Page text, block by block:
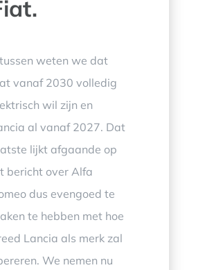
weten we dat
vanaf 2030 volledig
wil zijn en
al vanaf 2027. Dat
lijkt afgaande op
bericht over Alfa
dus evengoed te
te hebben met hoe
Lancia als merk zal
We nemen nu